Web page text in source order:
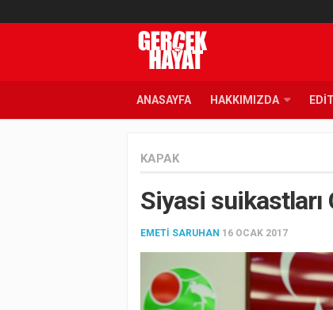
ANASAYFA HAKKIMIZDA
KAPAK
Siyasi suikastları
EMETI SARUHAN 16 OCAK 2017